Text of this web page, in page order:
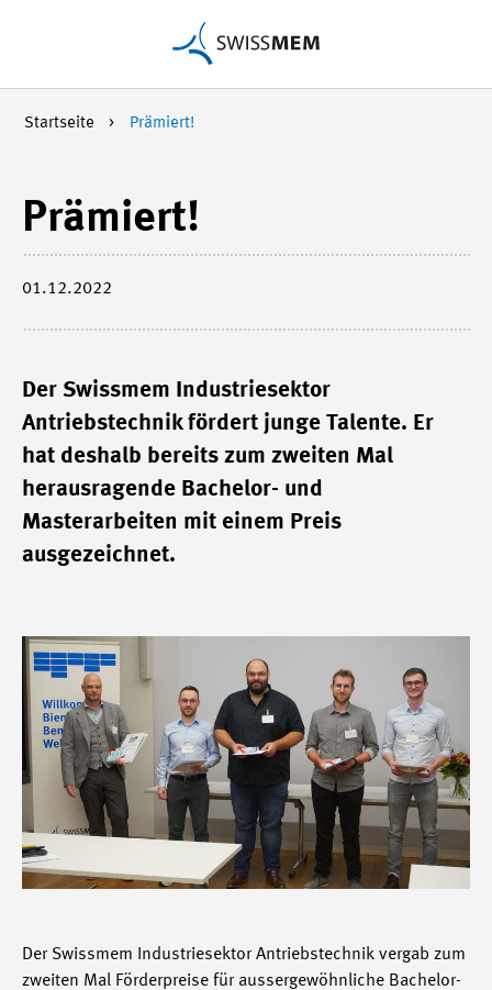
Startseite Prämiert!
Prämiert!
01.12.2022
Der Swissmem Industriesektor
Antriebstechnik fördert junge Talente. Er
hat deshalb bereits zum zweiten Mal
herausragende Bachelor- und
Masterarbeiten mit einem Preis
ausgezeichnet.
Der Swissmem Industriesektor Antriebstechnik vergab zum
zweiten Mal Förderpreise für aussergewöhnliche Bachelor-